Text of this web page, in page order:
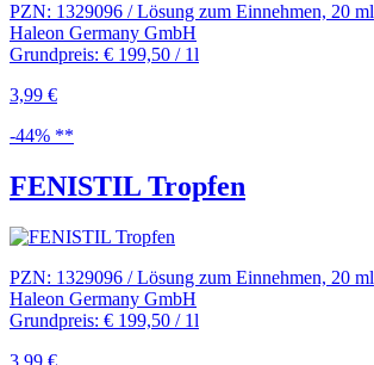
PZN: 1329096 / Lösung zum Einnehmen, 20 ml
Haleon Germany GmbH
Grundpreis: € 199,50 / 1l
3,99 €
-44% **
FENISTIL Tropfen
PZN: 1329096 / Lösung zum Einnehmen, 20 ml
Haleon Germany GmbH
Grundpreis: € 199,50 / 1l
3,99 €